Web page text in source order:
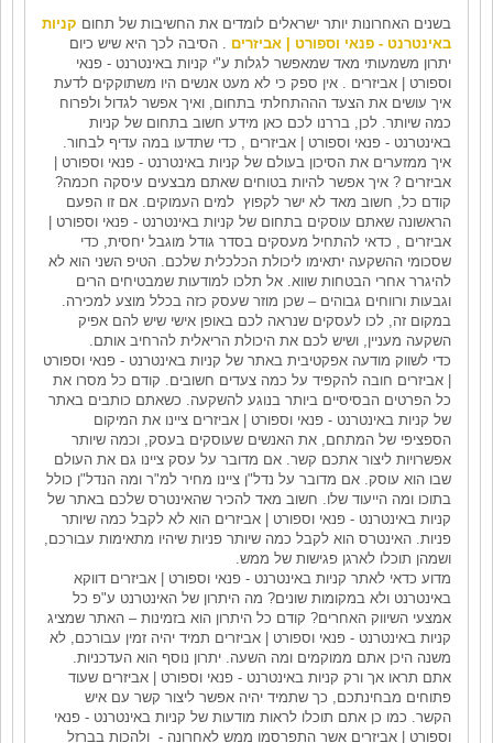
בשנים האחרונות יותר ישראלים לומדים את החשיבות של תחום קניות
באינטרנט - פנאי וספורט | אביזרים . הסיבה לכך היא שיש כיום
יתרון משמעותי מאד שמאפשר לגלות ע"י קניות באינטרנט - פנאי
וספורט | אביזרים . אין ספק כי לא מעט אנשים היו משתוקקים לדעת
איך עושים את הצעד הההתחלתי בתחום, ואיך אפשר לגדול ולפרוח
כמה שיותר. לכן, בררנו לכם כאן מידע חשוב בתחום של קניות
באינטרנט - פנאי וספורט | אביזרים , כדי שתדעו במה עדיף לבחור.
איך ממזערים את הסיכון בעולם של קניות באינטרנט - פנאי וספורט |
אביזרים ? איך אפשר להיות בטוחים שאתם מבצעים עיסקה חכמה?
קודם כל, חשוב מאד לא ישר לקפוץ למים העמוקים. אם זו הפעם
הראשונה שאתם עוסקים בתחום של קניות באינטרנט - פנאי וספורט |
אביזרים , כדאי להתחיל מעסקים בסדר גודל מוגבל יחסית, כדי
שסכומי ההשקעה יתאימו ליכולת הכלכלית שלכם. הטיפ השני הוא לא
להיגרר אחרי הבטחות שווא. אל תלכו למודעות שמבטיחים הרים
וגבעות ורווחים גבוהים – שכן מוזר שעסק כזה בכלל מוצע למכירה.
במקום זה, לכו לעסקים שנראה לכם באופן אישי שיש להם אפיק
השקעה מעניין, ושיש לכם את היכולת הריאלית להרחיב אותם.
כדי לשווק מודעה אפקטיבית באתר של קניות באינטרנט - פנאי וספורט
| אביזרים חובה להקפיד על כמה צעדים חשובים. קודם כל מסרו את
כל הפרטים הבסיסיים ביותר בנוגע להשקעה. כשאתם כותבים באתר
של קניות באינטרנט - פנאי וספורט | אביזרים ציינו את המיקום
הספציפי של המתחם, את האנשים שעוסקים בעסק, וכמה שיותר
אפשרויות ליצור אתכם קשר. אם מדובר על עסק ציינו גם את העולם
שבו הוא עוסק. אם מדובר על נדל"ן ציינו מחיר למ"ר ומה הנדל"ן כולל
בתוכו ומה הייעוד שלו. חשוב מאד להכיר שהאינטרס שלכם באתר של
קניות באינטרנט - פנאי וספורט | אביזרים הוא לא לקבל כמה שיותר
פניות. האינטרס הוא לקבל כמה שיותר פניות שיהיו מתאימות עבורכם,
ושמהן תוכלו לארגן פגישות של ממש.
מדוע כדאי לאתר קניות באינטרנט - פנאי וספורט | אביזרים דווקא
באינטרנט ולא במקומות שונים? מה היתרון של האינטרנט ע"פ כל
אמצעי השיווק האחרים? קודם כל היתרון הוא בזמינות – האתר שמציג
קניות באינטרנט - פנאי וספורט | אביזרים תמיד יהיה זמין עבורכם, לא
משנה היכן אתם ממוקמים ומה השעה. יתרון נוסף הוא העדכניות.
אתם תראו אך ורק קניות באינטרנט - פנאי וספורט | אביזרים שעוד
פתוחים מבחינתכם, כך שתמיד יהיה אפשר ליצור קשר עם איש
הקשר. כמו כן אתם תוכלו לראות מודעות של קניות באינטרנט - פנאי
וספורט | אביזרים אשר התפרסמו ממש לאחרונה - ולהכות בברזל